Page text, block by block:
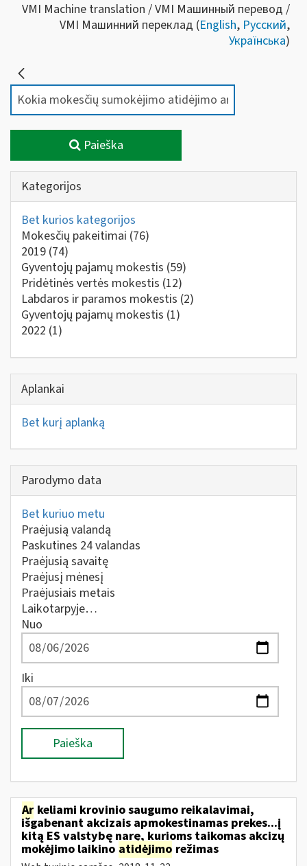
VMI Machine translation / VMI Машинный перевод /
VMI Машинний переклад (English, Русский,
Українська)
Paieška
Kategorijos
Bet kurios kategorijos
Mokesčių pakeitimai (76)
2019 (74)
Gyventojų pajamų mokestis (59)
Pridėtinės vertės mokestis (12)
Labdaros ir paramos mokestis (2)
Gyventojų pajamų mokestis (1)
2022 (1)
Aplankai
Bet kurį aplanką
Parodymo data
Bet kuriuo metu
Praėjusią valandą
Paskutines 24 valandas
Praėjusią savaitę
Praėjusį mėnesį
Praėjusiais metais
Laikotarpyje…
Nuo
Iki
Paieška
Ar keliami krovinio saugumo reikalavimai,
išgabenant akcizais apmokestinamas prekes...į
kitą ES valstybę narę, kurioms taikomas akcizų
mokėjimo laikino atidėjimo režimas